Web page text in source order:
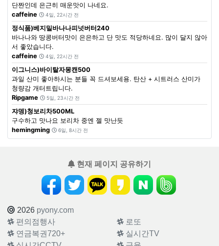
단짠인데 은근히 매운맛이 나네요.
caffeine
4일, 22시간 전
정식품)베지밀바나나피넛버터240
바나나와 땅콩버터맛이 은은하고 단 맛도 적당하네요. 많이 달지 않아
서 좋았습니다.
caffeine
4일, 22시간 전
이그니스)바이탈자몽캔500
과일 산미 좋아하시는 분들 꼭 드셔보세용. 탄산 + 시트러스 산미가
청량감 개터트립니다.
Ripgame
5일, 23시간 전
쟈뎅)청보리차500ML
구수하고 맛나요 보리차 중엔 젤 맛난듯
hemingming
6일, 8시간 전
현재 페이지 공유하기
2026 pyony.com
편의점행사
로또
연금복권720+
실시간TV